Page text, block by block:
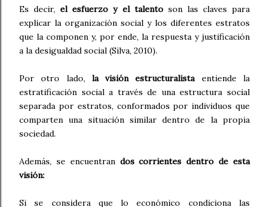
Es decir, el esfuerzo y el talentoson las claves para
explicar la organización social y los diferentes estratos
que la componen y, por ende, la respuesta y justificación
a la desigualdad social (Silva, 2010).
Por otro lado, la visión estructuralistaentiende la
estratificación social a través de una estructura social
separada por estratos, conformados por individuos que
comparten una situación similar dentro de la propia
sociedad.
Además, se encuentran dos corrientes dentro de esta
visión:
Si se considera que lo económico condiciona las